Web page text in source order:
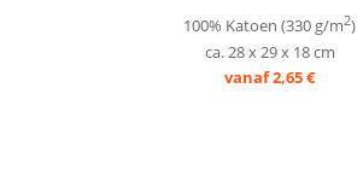
100% Katoen (330 g/m2)
ca. 28 x 29 x 18 cm
vanaf 2,65 €